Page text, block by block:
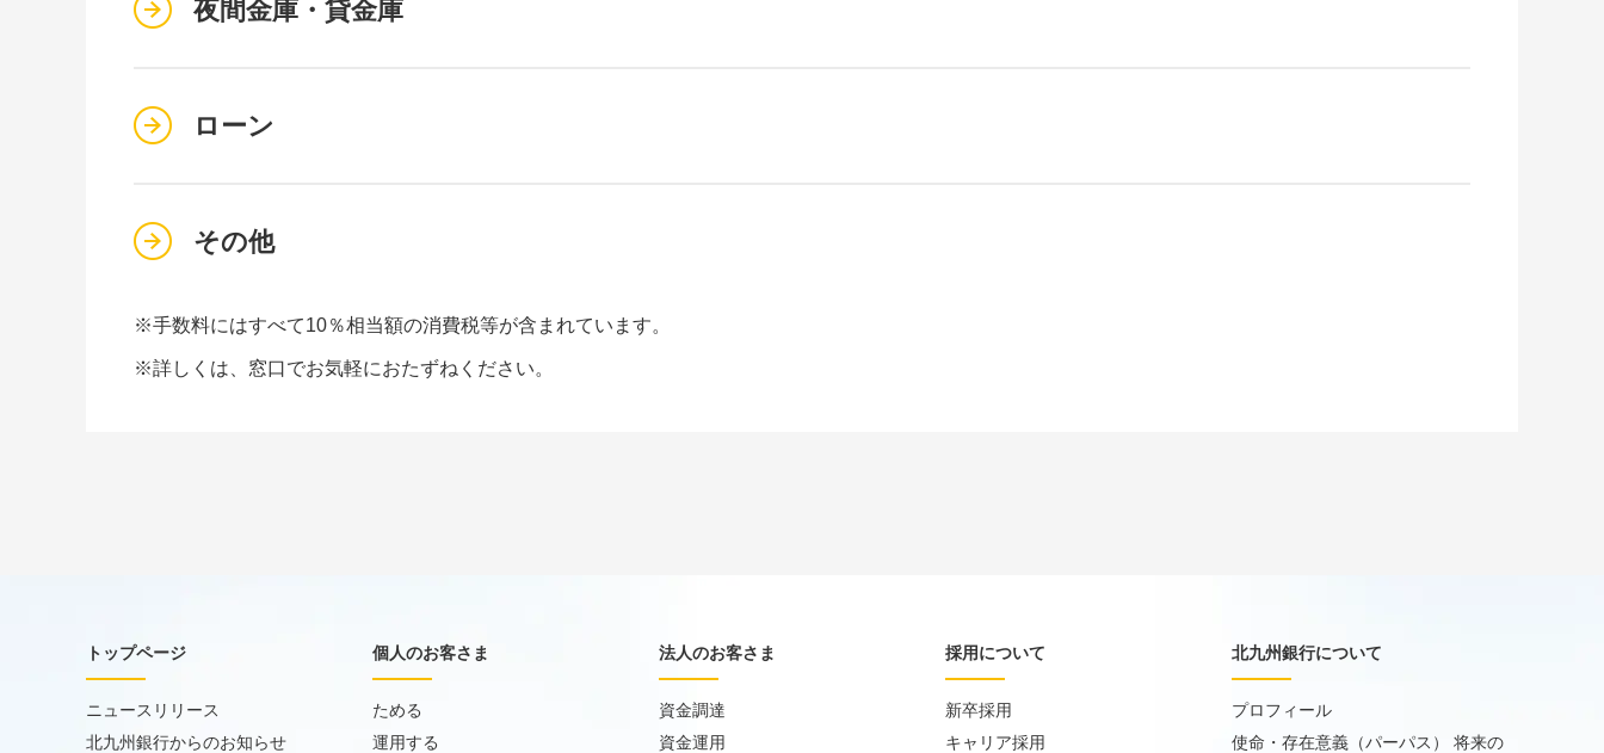
夜間金庫・貸金庫
ローン
その他
※手数料にはすべて10％相当額の消費税等が含まれています。
※詳しくは、窓口でお気軽におたずねください。
トップページ
ニュースリリース
北九州銀行からのお知らせ
個人のお客さま
ためる
運用する
法人のお客さま
資金調達
資金運用
採用について
新卒採用
キャリア採用
北九州銀行について
プロフィール
使命・存在意義（パーパス） 将来の